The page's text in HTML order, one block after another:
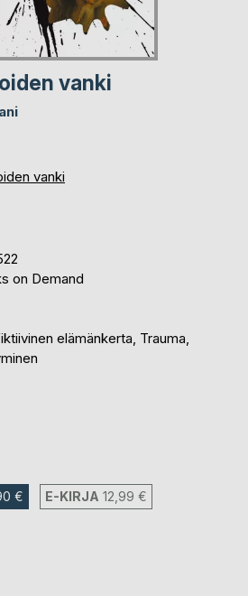
vanki
vanki
on Demand
elämänkerta, Trauma,
€ E-KIRJA 12,99 €